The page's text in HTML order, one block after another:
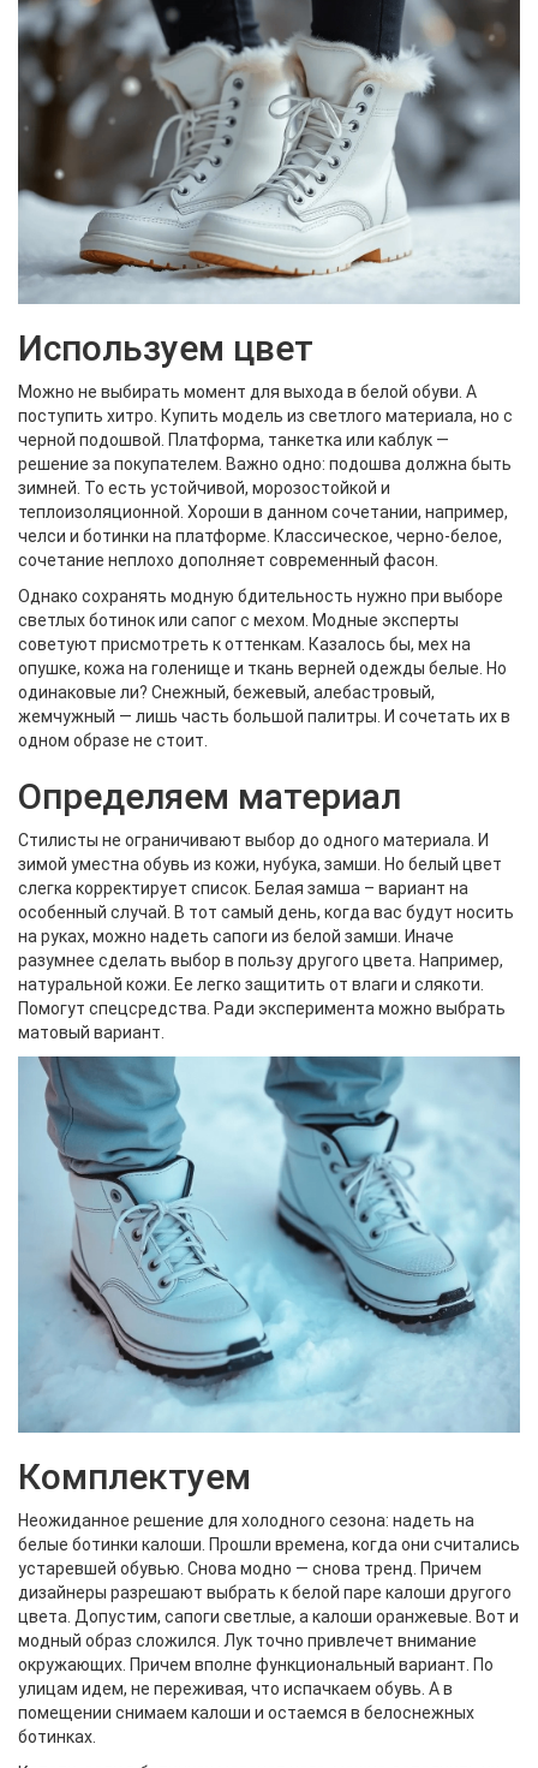
Используем цвет
Можно не выбирать момент для выхода в белой обуви. А
поступить хитро. Купить модель из светлого материала, но с
черной подошвой. Платформа, танкетка или каблук —
решение за покупателем. Важно одно: подошва должна быть
зимней. То есть устойчивой, морозостойкой и
теплоизоляционной. Хороши в данном сочетании, например,
челси и ботинки на платформе. Классическое, черно-белое,
сочетание неплохо дополняет современный фасон.
Однако сохранять модную бдительность нужно при выборе
светлых ботинок или сапог с мехом. Модные эксперты
советуют присмотреть к оттенкам. Казалось бы, мех на
опушке, кожа на голенище и ткань верней одежды белые. Но
одинаковые ли? Снежный, бежевый, алебастровый,
жемчужный — лишь часть большой палитры. И сочетать их в
одном образе не стоит.
Определяем материал
Стилисты не ограничивают выбор до одного материала. И
зимой уместна обувь из кожи, нубука, замши. Но белый цвет
слегка корректирует список. Белая замша – вариант на
особенный случай. В тот самый день, когда вас будут носить
на руках, можно надеть сапоги из белой замши. Иначе
разумнее сделать выбор в пользу другого цвета. Например,
натуральной кожи. Ее легко защитить от влаги и слякоти.
Помогут спецсредства. Ради эксперимента можно выбрать
матовый вариант.
Комплектуем
Неожиданное решение для холодного сезона: надеть на
белые ботинки калоши. Прошли времена, когда они считались
устаревшей обувью. Снова модно — снова тренд. Причем
дизайнеры разрешают выбрать к белой паре калоши другого
цвета. Допустим, сапоги светлые, а калоши оранжевые. Вот и
модный образ сложился. Лук точно привлечет внимание
окружающих. Причем вполне функциональный вариант. По
улицам идем, не переживая, что испачкаем обувь. А в
помещении снимаем калоши и остаемся в белоснежных
ботинках.